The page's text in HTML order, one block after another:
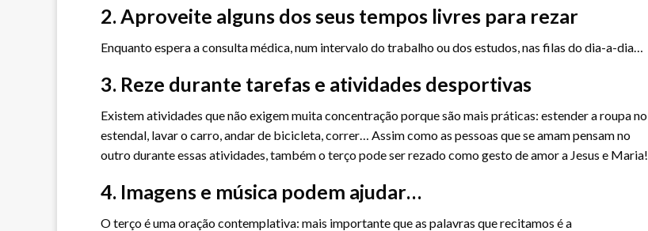
2. Aproveite alguns dos seus tempos livres para rezar
Enquanto espera a consulta médica, num intervalo do trabalho ou dos estudos, nas filas do dia-a-dia…
3. Reze durante tarefas e atividades desportivas
Existem atividades que não exigem muita concentração porque são mais práticas: estender a roupa no
estendal, lavar o carro, andar de bicicleta, correr… Assim como as pessoas que se amam pensam no
outro durante essas atividades, também o terço pode ser rezado como gesto de amor a Jesus e Maria!
4. Imagens e música podem ajudar…
O terço é uma oração contemplativa: mais importante que as palavras que recitamos é a